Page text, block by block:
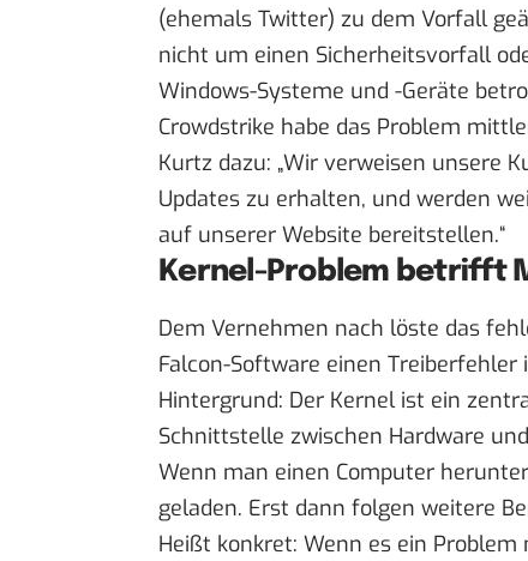
(ehemals Twitter) zu dem Vorfall
nicht um einen Sicherheitsvorfall
Windows-Systeme und -Geräte
Crowdstrike habe das Problem
Kurtz dazu: „Wir verweisen unsere
Updates zu erhalten, und werden
auf unserer Website bereitstellen.“
Kernel-Problem betrifft
Dem Vernehmen nach löste das
Falcon-Software einen
Hintergrund: Der Kernel ist ein
Schnittstelle zwischen Hardware
Wenn man einen Computer
geladen. Erst dann folgen weitere
Heißt konkret: Wenn es ein